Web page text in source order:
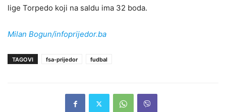
lige Torpedo koji na saldu ima 32 boda.
Milan Bogun/infoprijedor.ba
TAGOVI fsa-prijedor fudbal